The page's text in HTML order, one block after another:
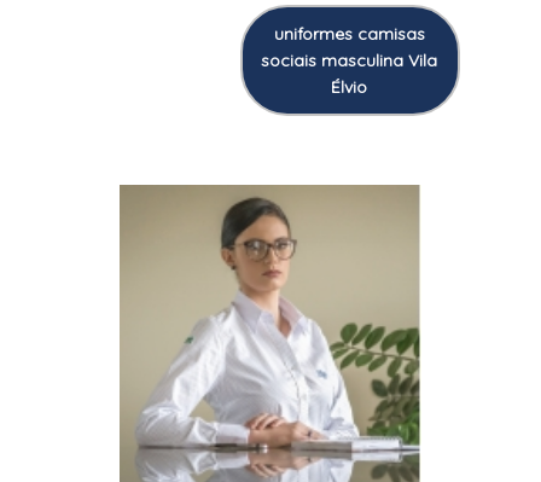
uniformes camisas
sociais masculina Vila
Élvio